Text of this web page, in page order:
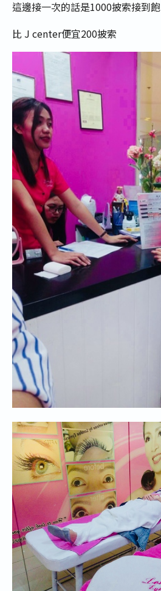
這邊接一次的話是1000披索接到飽
比 J center便宜200披索